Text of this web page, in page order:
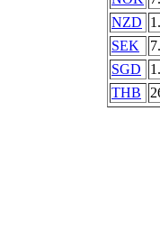
NZD
SEK
SGD
THB